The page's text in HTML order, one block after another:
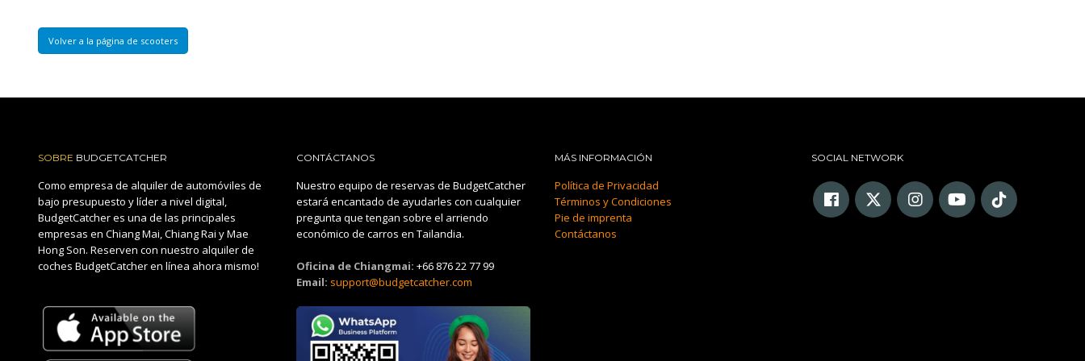
Volver a la página de scooters
SOBRE BUDGETCATCHER
Como empresa de alquiler de automóviles de
bajo presupuesto y líder a nivel digital,
BudgetCatcher es una de las principales
empresas en Chiang Mai, Chiang Rai y Mae
Hong Son. Reserven con nuestro alquiler de
coches BudgetCatcher en línea ahora mismo!
CONTÁCTANOS
Nuestro equipo de reservas de BudgetCatcher
estará encantado de ayudarles con cualquier
pregunta que tengan sobre el arriendo
económico de carros en Tailandia.
Oficina de Chiangmai: +66 876 22 77 99
Email: support@budgetcatcher.com
MÁS INFORMACIÓN
Política de Privacidad
Términos y Condiciones
Pie de imprenta
Contáctanos
SOCIAL NETWORK